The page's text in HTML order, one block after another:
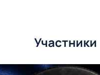
время и получите
Участники